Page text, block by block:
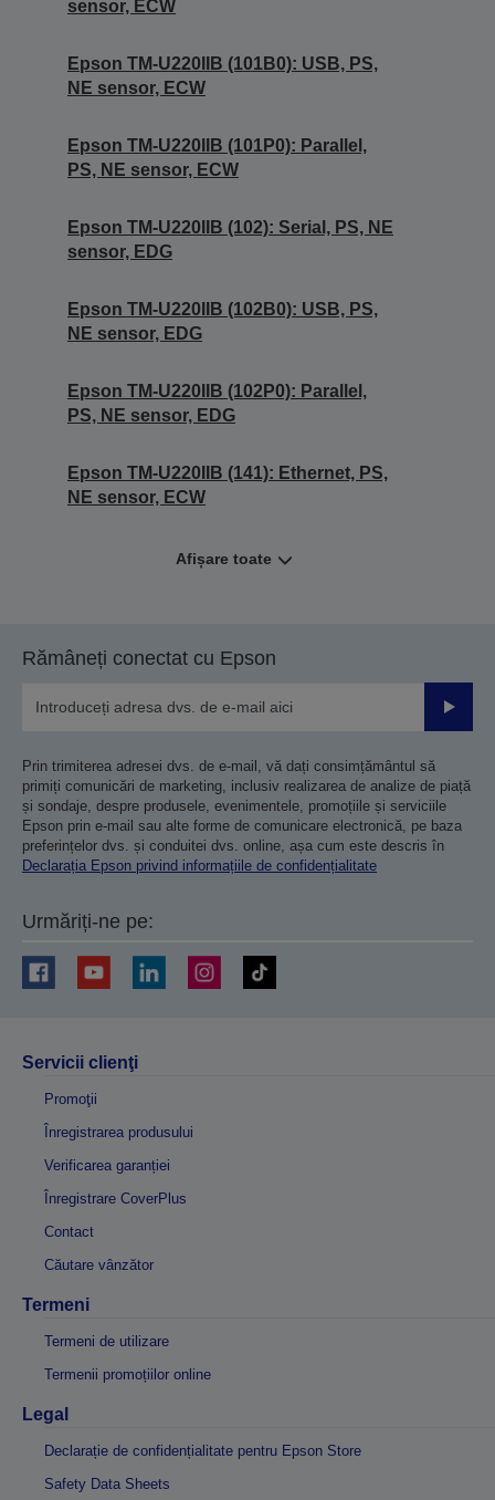
sensor, ECW
Epson TM-U220IIB (101B0): USB, PS,
NE sensor, ECW
Epson TM-U220IIB (101P0): Parallel,
PS, NE sensor, ECW
Epson TM-U220IIB (102): Serial, PS, NE
sensor, EDG
Epson TM-U220IIB (102B0): USB, PS,
NE sensor, EDG
Epson TM-U220IIB (102P0): Parallel,
PS, NE sensor, EDG
Epson TM-U220IIB (141): Ethernet, PS,
NE sensor, ECW
Afișare toate
Rămâneți conectat cu Epson
Prin trimiterea adresei dvs. de e-mail, vă dați consimțământul să
primiți comunicări de marketing, inclusiv realizarea de analize de piață
și sondaje, despre produsele, evenimentele, promoțiile și serviciile
Epson prin e-mail sau alte forme de comunicare electronică, pe baza
preferințelor dvs. și conduitei dvs. online, așa cum este descris în
Declarația Epson privind informațiile de confidențialitate
Urmăriți-ne pe:
Servicii clienţi
Promoţii
Înregistrarea produsului
Verificarea garanției
Înregistrare CoverPlus
Contact
Căutare vânzător
Termeni
Termeni de utilizare
Termenii promoțiilor online
Legal
Declarație de confidențialitate pentru Epson Store
Safety Data Sheets